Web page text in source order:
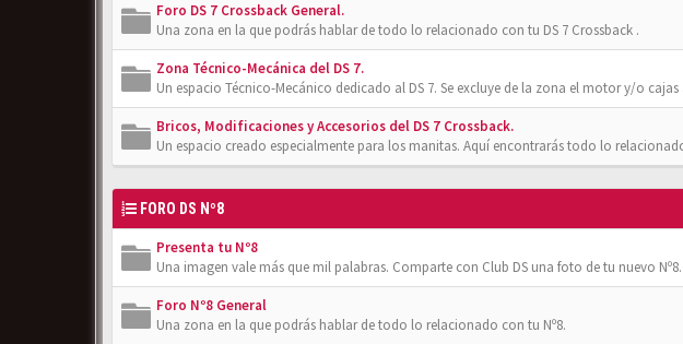
Foro DS 7 Crossback General.
Una zona en la que podrás hablar de todo lo relacionado con tu DS 7 Crossback .
Zona Técnico-Mecánica del DS 7.
Un espacio Técnico-Mecánico dedicado al DS 7. Se excluye de la zona el motor y/o
Bricos, Modificaciones y Accesorios del DS 7 Crossback.
Un espacio creado especialmente para los manitas. Aquí encontrarás todo lo
FORO DS Nº8
Presenta tu Nº8
Una imagen vale más que mil palabras. Comparte con Club DS una foto de tu nuevo Nº8.
Foro Nº8 General
Una zona en la que podrás hablar de todo lo relacionado con tu Nº8.